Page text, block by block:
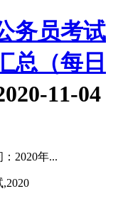
务员考试
总（每日
11-04
2020年...